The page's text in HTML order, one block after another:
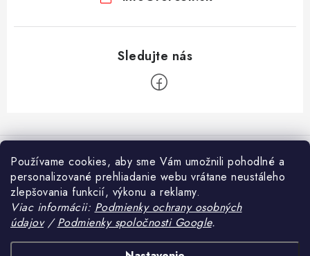
Používame cookies, aby sme Vám umožnili pohodlné a
personalizované prehliadanie webu vrátane neustáleho
zlepšovania funkcií, výkonu a reklamy.
Viac informácii: Podmienky ochrany osobných
údajov/Podmienky spoločnosti Google.
á
Informácie pre vás
Doprava a platba
Ako nakupovať
Obchodné podmienky
Prijímame online platby
Blog
Tvrdené sklo alebo fólia na mobil – čo sa viac oplatí?
Heureka.sk